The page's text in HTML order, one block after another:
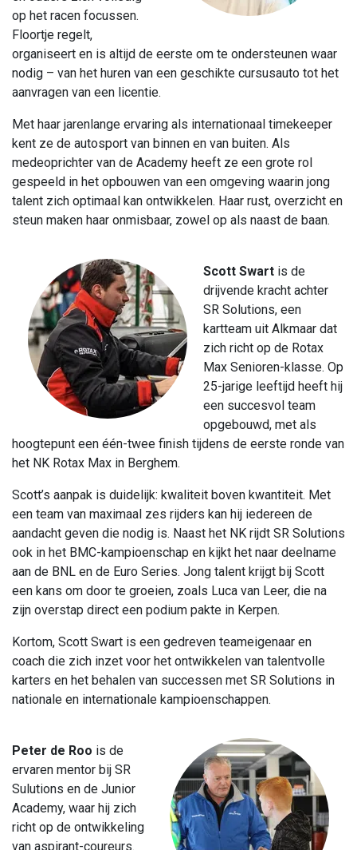
op het racen focussen.
Floortje regelt,
organiseert en is altijd de eerste om te ondersteunen waar
nodig – van het huren van een geschikte cursusauto tot het
aanvragen van een licentie.
Met haar jarenlange ervaring als internationaal timekeeper
kent ze de autosport van binnen en van buiten. Als
medeoprichter van de Academy heeft ze een grote rol
gespeeld in het opbouwen van een omgeving waarin jong
talent zich optimaal kan ontwikkelen. Haar rust, overzicht en
steun maken haar onmisbaar, zowel op als naast de baan.
Scott Swart is de
drijvende kracht achter
SR Solutions, een
kartteam uit Alkmaar dat
zich richt op de Rotax
Max Senioren-klasse. Op
25-jarige leeftijd heeft hij
een succesvol team
opgebouwd, met als
hoogtepunt een één-twee finish tijdens de eerste ronde van
het NK Rotax Max in Berghem.
Scott’s aanpak is duidelijk: kwaliteit boven kwantiteit. Met
een team van maximaal zes rijders kan hij iedereen de
aandacht geven die nodig is. Naast het NK rijdt SR Solutions
ook in het BMC-kampioenschap en kijkt het naar deelname
aan de BNL en de Euro Series. Jong talent krijgt bij Scott
een kans om door te groeien, zoals Luca van Leer, die na
zijn overstap direct een podium pakte in Kerpen.
Kortom, Scott Swart is een gedreven teameigenaar en
coach die zich inzet voor het ontwikkelen van talentvolle
karters en het behalen van successen met SR Solutions in
nationale en internationale kampioenschappen.
Peter de Roo is de
ervaren mentor bij SR
Sulutions en de Junior
Academy, waar hij zich
richt op de ontwikkeling
van aspirant-coureurs.